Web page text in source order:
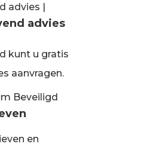
advies
kunt u gratis
aanvragen.
en